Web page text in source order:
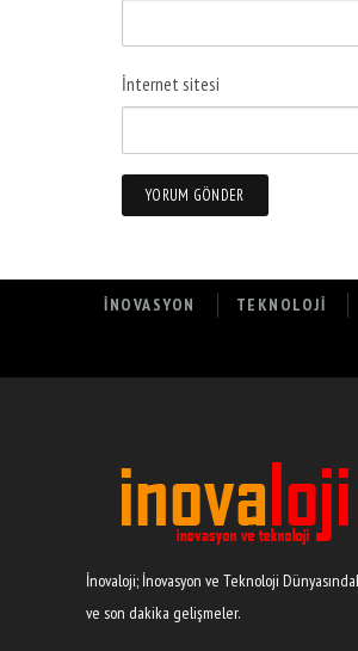
İnternet sitesi
İNOVASYON TEKNOLOJI
İnovaloji; İnovasyon ve Teknoloji
ve son dakika gelişmeler.
Patlayan Xiaomi